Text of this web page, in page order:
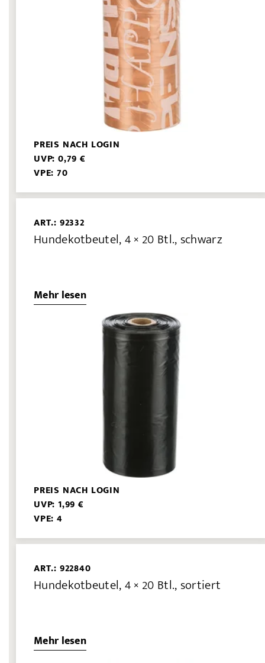
PREIS NACH LOGIN
UVP: 0,79 €
VPE: 70
ART.: 92332
Hundekotbeutel, 4 × 20 Btl., schwarz
Mehr lesen
PREIS NACH LOGIN
UVP: 1,99 €
VPE: 4
ART.: 922840
Hundekotbeutel, 4 × 20 Btl., sortiert
Mehr lesen